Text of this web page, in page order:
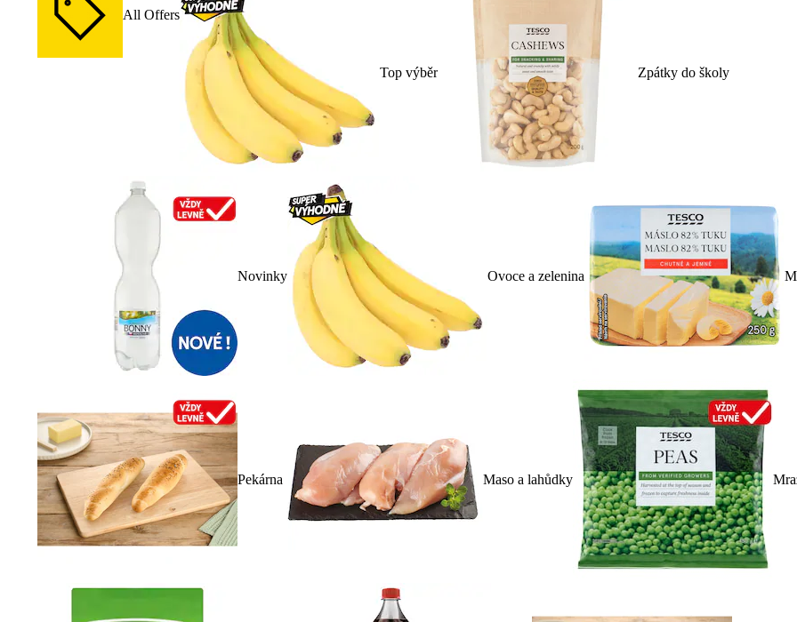
All Offers
Top výběr Zpátky do školy
Novinky Ovoce a zelenina
Pekárna Maso a lahůdky